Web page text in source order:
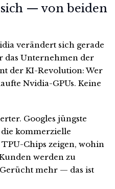
— von beiden
verändert sich gerade
das Unternehmen der
der KI-Revolution: Wer
Nvidia-GPUs. Keine
Googles jüngste
kommerzielle
Chips zeigen, wohin
werden zu
mehr — das ist